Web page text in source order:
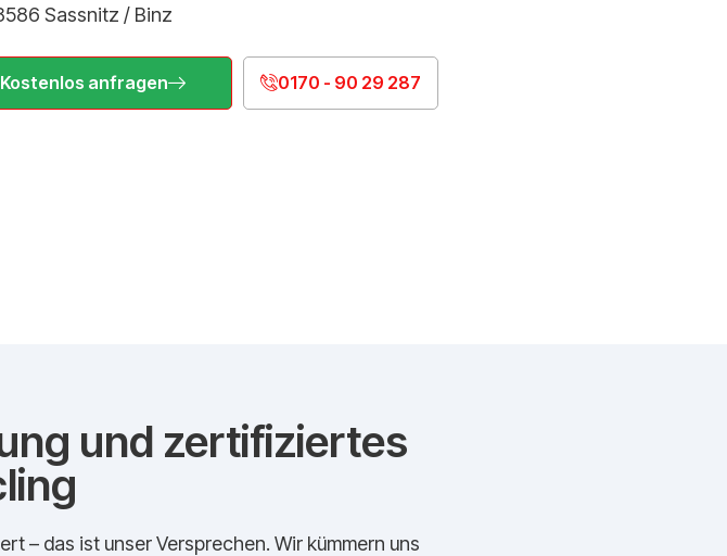
Sassnitz / Binz
Kostenlos anfragen 0170 - 90 29 287
und zertifiziertes
– das ist unser Versprechen. Wir kümmern uns